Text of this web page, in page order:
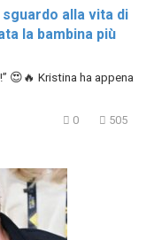
alla vita di
la bambina più
😍🔥 Kristina ha appena
0 505